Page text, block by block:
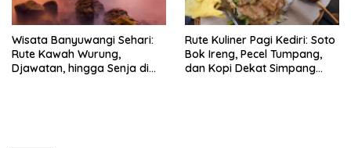
Wisata Banyuwangi Sehari:
Rute Kawah Wurung,
Djawatan, hingga Senja di
Rute Kuliner Pagi Kediri: Soto
Bok Ireng, Pecel Tumpang,
dan Kopi Dekat Simpang